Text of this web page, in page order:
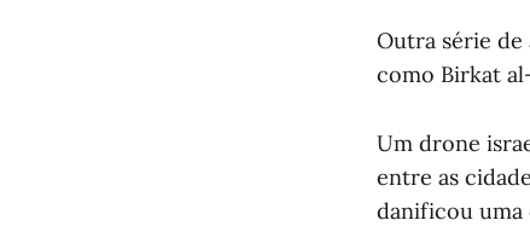
Outra série de
como Birkat
Um drone
entre as
danificou uma